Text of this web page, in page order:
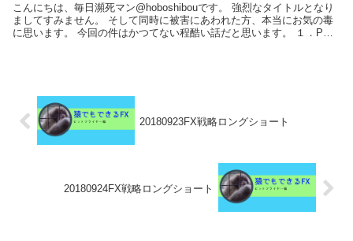
こんにちは、毎日瀕死マン@hoboshibouです。 強烈なタイトルとなり
ましてすみません。 そして同時に被害にあわれた方、本当にお気の毒
に思います。 今回の件はかつてない程酷い話だと思います。 １．PCN
20180923FX戦略ロングショート
20180924FX戦略ロングショート